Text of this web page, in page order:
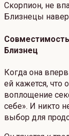
Скорпион, не
Близнецы
Близнец
Когда она
ей кажется, что
воплощение
себе». И никто
выбор для